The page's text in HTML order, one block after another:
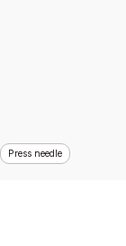
Press needle